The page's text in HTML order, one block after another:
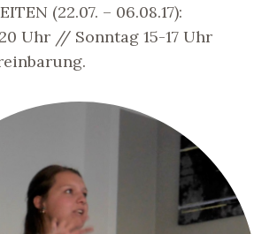
(22.07. – 06.08.17):
Uhr // Sonntag 15-17 Uhr